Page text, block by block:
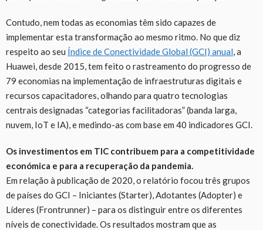
Contudo, nem todas as economias têm sido capazes de
implementar esta transformação ao mesmo ritmo. No que diz
respeito ao seu Índice de Conectividade Global (GCI) anual, a
Huawei, desde 2015, tem feito o rastreamento do progresso de
79 economias na implementação de infraestruturas digitais e
recursos capacitadores, olhando para quatro tecnologias
centrais designadas “categorias facilitadoras” (banda larga,
nuvem, IoT e IA), e medindo-as com base em 40 indicadores GCI.
Os investimentos em TIC contribuem para a competitividade
económica e para a recuperação da pandemia.
Em relação à publicação de 2020, o relatório focou três grupos
de países do GCI – Iniciantes (Starter), Adotantes (Adopter) e
Líderes (Frontrunner) – para os distinguir entre os diferentes
níveis de conectividade. Os resultados mostram que as